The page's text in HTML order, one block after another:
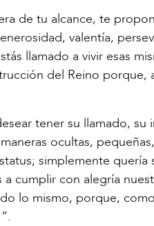
de tu alcance, te
valentía,
llamado a vivir esas
del Reino porque,
tener su llamado, su
ocultas,
simplemente quería
cumplir con alegría
lo mismo, porque,